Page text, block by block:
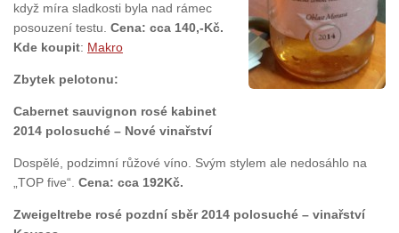
když míra sladkosti byla nad rámec
posouzení testu. Cena: cca 140,-Kč.
Kde koupit: Makro
Zbytek pelotonu:
Cabernet sauvignon rosé kabinet
2014 polosuché – Nové vinařství
Dospělé, podzimní růžové víno. Svým stylem ale nedosáhlo na
„TOP five“. Cena: cca 192Kč.
Zweigeltrebe rosé pozdní sběr 2014 polosuché – vinařství